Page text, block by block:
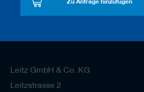
Leitz GmbH & Co. KG
Leitzstrasse 2